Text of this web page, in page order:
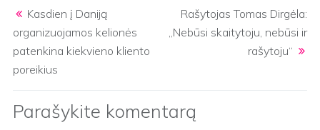
Kasdien į Daniją
organizuojamos kelionės
patenkina kiekvieno kliento
poreikius
Rašytojas Tomas Dirgėla:
„Nebūsi skaitytoju, nebūsi ir
rašytoju“
Parašykite komentarą